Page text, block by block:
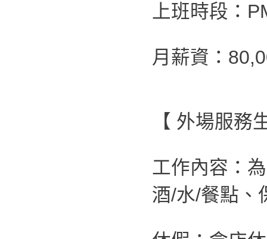
上班時段：
月薪資：
【 外場服務
工作內容：
酒/水/餐點、